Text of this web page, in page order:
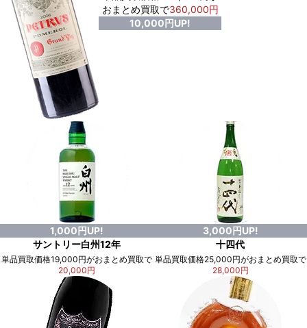
おまとめ買取で360,000円
10,000円UP!
1,000円UP!
サントリー白州12年
単品買取価格19,000円がおまとめ買取で
20,000円
3,000円UP!
十四代
単品買取価格25,000円がおまとめ買取で
28,000円